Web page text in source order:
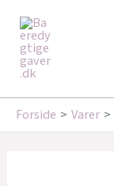
indholdet
Forside Varer